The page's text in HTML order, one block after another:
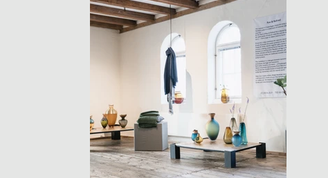
Belgische agenda die piekt in
september en november, en een
internationale kalender die loopt van
Helsinki tot Miami. Hieronder vind je alle
relevante interieurbeurzen,
designbeurzen en kunstbeurzen van
augustus tot en met december 2026, op
datum gezet. Handig om vast in je
agenda te blokken. Welke
interieurbeurzen, designbeurzen